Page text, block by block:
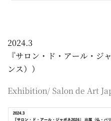
2024.3
『サロン・ド・アール・ジ
ンス））
Exhibition/ Salon de Art